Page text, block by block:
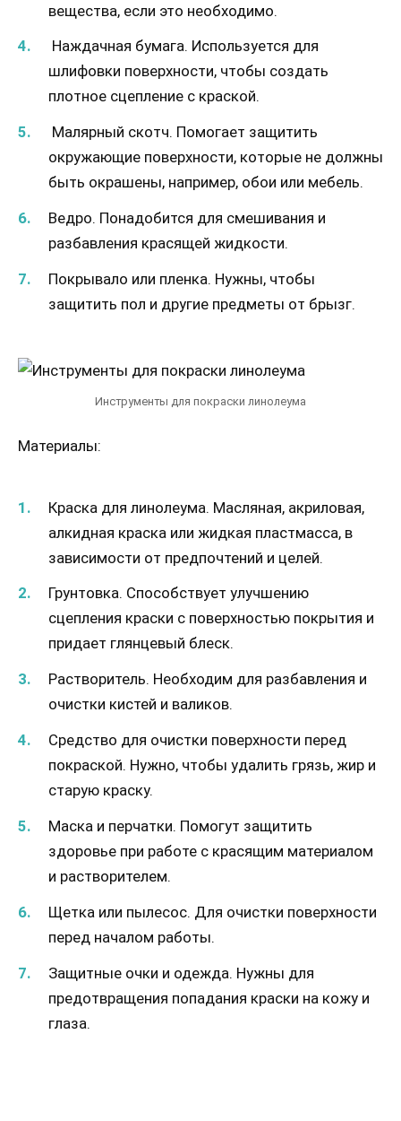
вещества, если это необходимо.
Наждачная бумага. Используется для
шлифовки поверхности, чтобы создать
плотное сцепление с краской.
Малярный скотч. Помогает защитить
окружающие поверхности, которые не должны
быть окрашены, например, обои или мебель.
Ведро. Понадобится для смешивания и
разбавления красящей жидкости.
Покрывало или пленка. Нужны, чтобы
защитить пол и другие предметы от брызг.
Инструменты для покраски линолеума
Материалы:
Краска для линолеума. Масляная, акриловая,
алкидная краска или жидкая пластмасса, в
зависимости от предпочтений и целей.
Грунтовка. Способствует улучшению
сцепления краски с поверхностью покрытия и
придает глянцевый блеск.
Растворитель. Необходим для разбавления и
очистки кистей и валиков.
Средство для очистки поверхности перед
покраской. Нужно, чтобы удалить грязь, жир и
старую краску.
Маска и перчатки. Помогут защитить
здоровье при работе с красящим материалом
и растворителем.
Щетка или пылесос. Для очистки поверхности
перед началом работы.
Защитные очки и одежда. Нужны для
предотвращения попадания краски на кожу и
глаза.